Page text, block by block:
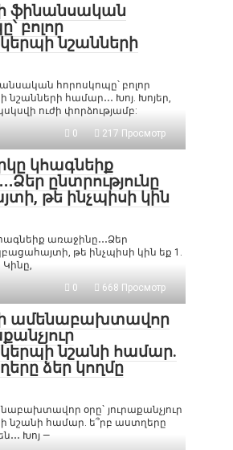
ֆինանսական
բոլոր
նշանների
հորոսկոպը՝ բոլոր
համար․․․ Խոյ. Խոյեր,
ուժի փորձությամբ:
0 217 Просмотр
կհագնեիք
ընտրությունը
թե ինչպիսի կին
առաջինը․․․Ձեր
թե ինչպիսի կին եք 1.
0 668 Просмотр
ամենաբախտավոր
նշանի համար.
ձեր կողմը
օրը` յուրաքանչյուր
նշանի համար. ե՞րբ աստղերը
Խոյ —